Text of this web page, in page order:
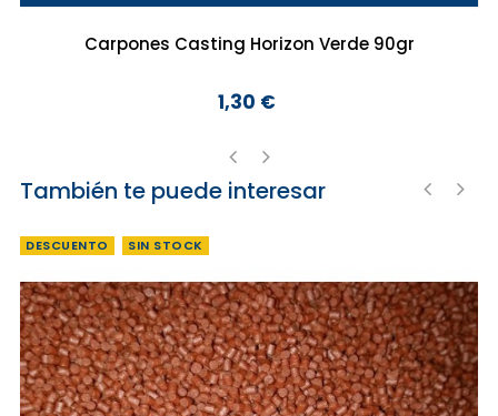
Carpones Casting Horizon Verde 90gr
Precio
1,30 €
‹ ›
También te puede interesar
DESCUENTO SIN STOCK